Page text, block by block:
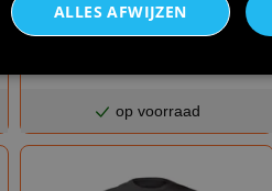
€ 21,95
T-shirt kerst zo geen zin in lollig
op voorraad
ALLES AFWIJZEN